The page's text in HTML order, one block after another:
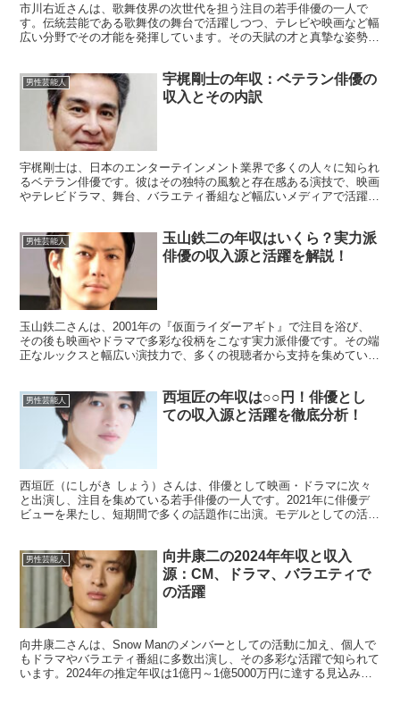
市川右近さんは、歌舞伎界の次世代を担う注目の若手俳優の一人で
す。伝統芸能である歌舞伎の舞台で活躍しつつ、テレビや映画など幅
広い分野でその才能を発揮しています。その天賦の才と真摯な姿勢
男性芸能人
宇梶剛士の年収：ベテラン俳優の
収入とその内訳
宇梶剛士は、日本のエンターテインメント業界で多くの人々に知られ
るベテラン俳優です。彼はその独特の風貌と存在感ある演技で、映画
やテレビドラマ、舞台、バラエティ番組など幅広いメディアで活躍し
男性芸能人
玉山鉄二の年収はいくら？実力派
俳優の収入源と活躍を解説！
玉山鉄二さんは、2001年の『仮面ライダーアギト』で注目を浴び、
その後も映画やドラマで多彩な役柄をこなす実力派俳優です。その端
正なルックスと幅広い演技力で、多くの視聴者から支持を集めていま
男性芸能人
西垣匠の年収は○○円！俳優とし
ての収入源と活躍を徹底分析！
西垣匠（にしがき しょう）さんは、俳優として映画・ドラマに次々
と出演し、注目を集めている若手俳優の一人です。2021年に俳優デ
ビューを果たし、短期間で多くの話題作に出演。モデルとしての活動
男性芸能人
向井康二の2024年年収と収入
源：CM、ドラマ、バラエティで
の活躍
向井康二さんは、Snow Manのメンバーとしての活動に加え、個人で
もドラマやバラエティ番組に多数出演し、その多彩な活躍で知られて
います。2024年の推定年収は1億円～1億5000万円に達する見込みで